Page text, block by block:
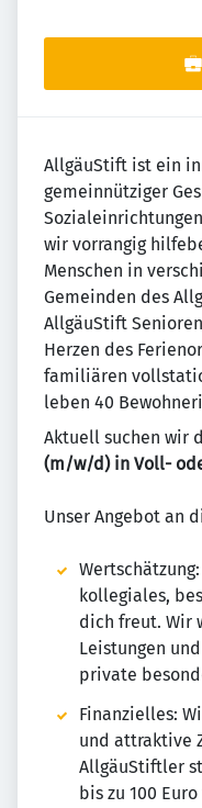
AllgäuStift ist ein
gemeinnütziger
wir vorrangig
Menschen in
Gemeinden des
AllgäuStift
Herzen des
familiären
leben 40
Aktuell suchen wir
(m/w/d) in Voll-
Unser Angebot an
kollegiales,
dich freut. Wir
Leistungen
private
Finanzielles:
und attraktive
AllgäuStiftler
bis zu 100